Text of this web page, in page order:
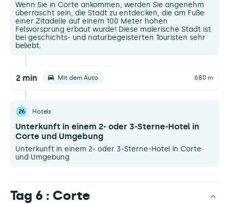
Wenn Sie in Corte ankommen, werden Sie angenehm
überrascht sein, die Stadt zu entdecken, die am Fuße
einer Zitadelle auf einem 100 Meter hohen
Felsvorsprung erbaut wurde! Diese malerische Stadt ist
bei geschichts- und naturbegeisterten Touristen sehr
beliebt.
2 min Mit dem Auto 680 m
26 Hotels
Unterkunft in einem 2- oder 3-Sterne-Hotel in
Corte und Umgebung
Unterkunft in einem 2- oder 3-Sterne-Hotel in Corte
und Umgebung
Tag 6 : Corte